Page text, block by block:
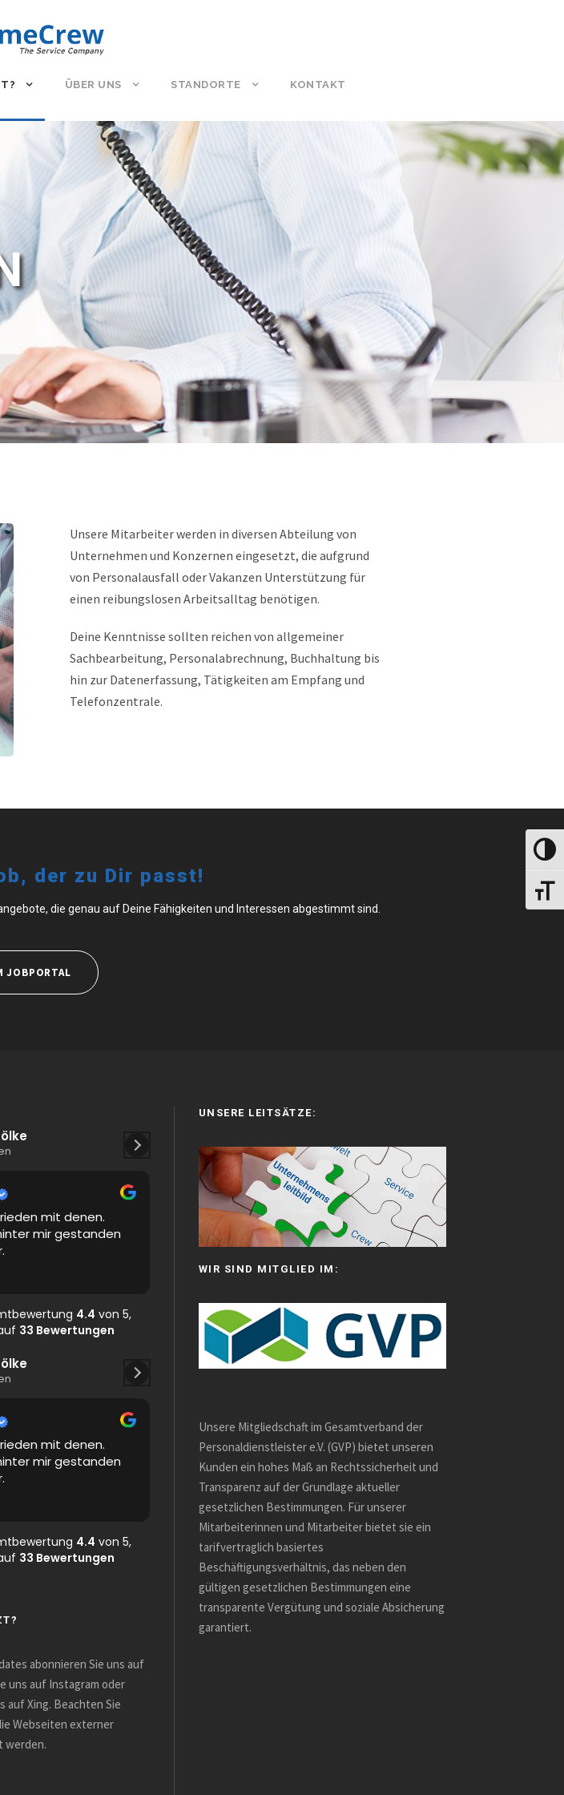
ÜBER UNS STANDORTE KONTAKT
Unsere Mitarbeiter werden in diversen Abteilung von
Unternehmen und Konzernen eingesetzt, die aufgrund
von Personalausfall oder Vakanzen Unterstützung für
einen reibungslosen Arbeitsalltag benötigen.
Deine Kenntnisse sollten reichen von allgemeiner
Sachbearbeitung, Personalabrechnung, Buchhaltung bis
hin zur Datenerfassung, Tätigkeiten am Empfang und
Telefonzentrale.
der zu Dir passt!
die genau auf Deine Fähigkeiten und Interessen abgestimmt sind.
JOBPORTAL
mit denen.
mir gestanden
vor 2 Jahren
The workers were respectful
and answered in the fastest
possible way.
4.4 von 5,
33 Bewertungen
denen.
Isaiah Chidebere
vor 2 Jahren
The workers were respectful
and answered in the fastest
4.4 von 5,
33 Bewertungen
abonnieren Sie uns auf
uns auf Instagram oder
auf Xing. Beachten Sie
Webseiten externer
werden.
UNSERE LEITSÄTZE:
WIR SIND MITGLIED IM:
Unsere Mitgliedschaft im Gesamtverband der
Personaldienstleister e.V. (GVP) bietet unseren
Kunden ein hohes Maß an Rechtssicherheit und
Transparenz auf der Grundlage aktueller
gesetzlichen Bestimmungen. Für unserer
Mitarbeiterinnen und Mitarbeiter bietet sie ein
tarifvertraglich basiertes
Beschäftigungsverhältnis, das neben den
gültigen gesetzlichen Bestimmungen eine
transparente Vergütung und soziale Absicherung
garantiert.